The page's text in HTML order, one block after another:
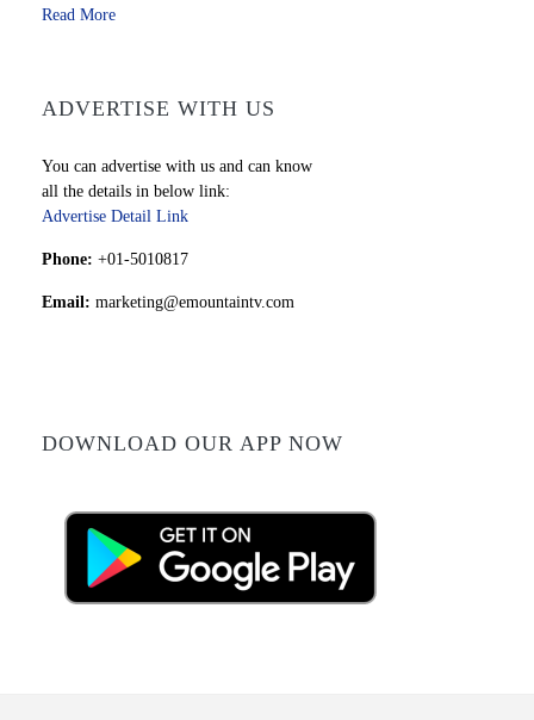
Read More
ADVERTISE WITH US
You can advertise with us and can know
all the details in below link:
Advertise Detail Link
Phone: +01-5010817
Email: marketing@emountaintv.com
DOWNLOAD OUR APP NOW